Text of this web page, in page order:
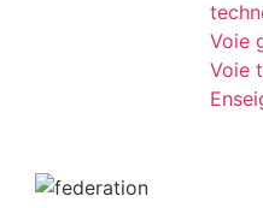
Voie
Voie